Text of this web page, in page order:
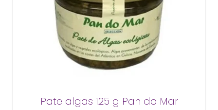
Pate algas 125 g Pan do Mar